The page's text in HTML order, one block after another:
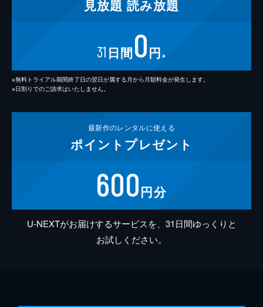
見放題 読み放題
31 日間0円 ※
※無料トライアル期間終了日の翌日が属する月から月額料金が発生します。
※日割りでのご請求はいたしません。
最新作のレンタルに使える
ポイント プレゼント
600円分
U-NEXTがお届けするサービスを、31日間ゆっくりと
お試しください。